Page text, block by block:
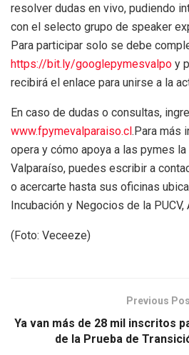
resolver dudas en vivo, pudiendo
con el selecto grupo de speaker
Para participar solo se debe
https://bit.ly/googlepymesvalpo y
recibirá el enlace para unirse a la
En caso de dudas o consultas,
www.fpymevalparaiso.cl.Para más
opera y cómo apoya a las pymes
Valparaíso, puedes escribir a
o acercarte hasta sus oficinas
Incubación y Negocios de la PUCV,
(Foto: Veceeze)
Previous
Ya van más de 28 mil inscritos
de la Prueba de